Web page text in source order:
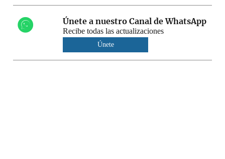
Únete a nuestro Canal de WhatsApp
Recibe todas las actualizaciones
Únete